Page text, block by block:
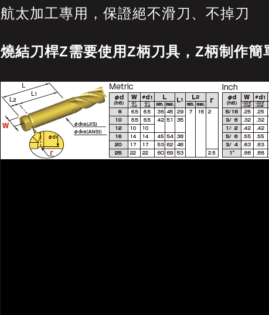
航太加工專用，保證絕不滑刀、不掉刀
燒結刀桿Z需要使用Z柄刀具，Z柄制作